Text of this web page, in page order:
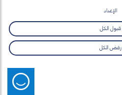
الإعداد
قبول الكل
رفض الكل